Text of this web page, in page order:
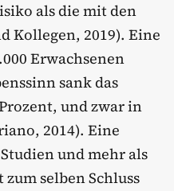
als die mit den
Kollegen, 2019). Eine
Erwachsenen
sank das
und zwar in
2014). Eine
und mehr als
selben Schluss